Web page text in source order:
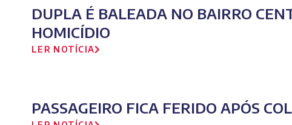
DUPLA É BALEADA NO BAIRRO
HOMICÍDIO
LER NOTÍCIA
PASSAGEIRO FICA FERIDO APÓS